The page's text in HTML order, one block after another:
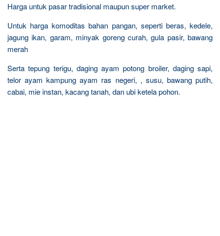
Harga untuk pasar tradisional maupun super market.
Untuk harga komoditas bahan pangan, seperti beras, kedele,
jagung ikan, garam, minyak goreng curah, gula pasir, bawang
merah
Serta tepung terigu, daging ayam potong broiler, daging sapi,
telor ayam kampung ayam ras negeri, , susu, bawang putih,
cabai, mie instan, kacang tanah, dan ubi ketela pohon.